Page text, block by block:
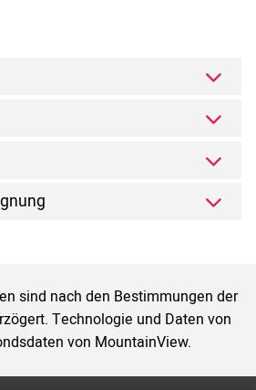
sind nach den Bestimmungen der
Technologie und Daten von
von MountainView.